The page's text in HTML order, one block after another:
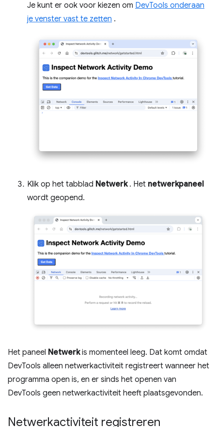
Je kunt er ook voor kiezen om DevTools onderaan
je venster vast te zetten .
Klik op het tabblad Netwerk. Het netwerkpaneel
wordt geopend.
Het paneel Netwerkis momenteel leeg. Dat komt omdat
DevTools alleen netwerkactiviteit registreert wanneer het
programma open is, en er sinds het openen van
DevTools geen netwerkactiviteit heeft plaatsgevonden.
Netwerkactiviteit registreren